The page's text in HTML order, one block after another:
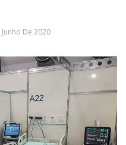
Junho De 2020